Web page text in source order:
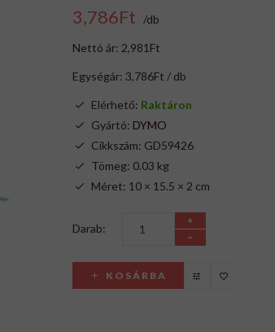
3,786Ft /db
Nettó ár: 2,981Ft
Egységár: 3,786Ft / db
Elérhető: Raktáron
Gyártó: DYMO
Cikkszám: GD59426
Tömeg: 0.03 kg
Méret: 10 × 15.5 × 2 cm
Darab:
KOSÁRBA